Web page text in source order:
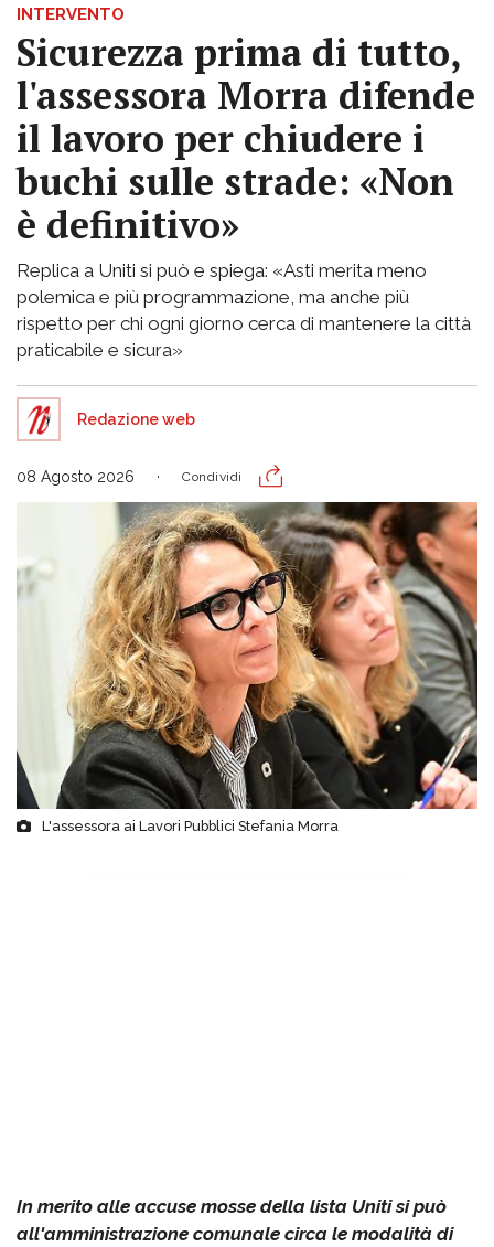
INTERVENTO
Sicurezza prima di tutto,
l'assessora Morra difende
il lavoro per chiudere i
buchi sulle strade: «Non
è definitivo»
Replica a Uniti si può e spiega: «Asti merita meno
polemica e più programmazione, ma anche più
rispetto per chi ogni giorno cerca di mantenere la città
praticabile e sicura»
Redazione web
08 Agosto 2026 Condividi
L'assessora ai Lavori Pubblici Stefania Morra
In merito alle accuse mosse della lista Uniti si può
all'amministrazione comunale circa le modalità di